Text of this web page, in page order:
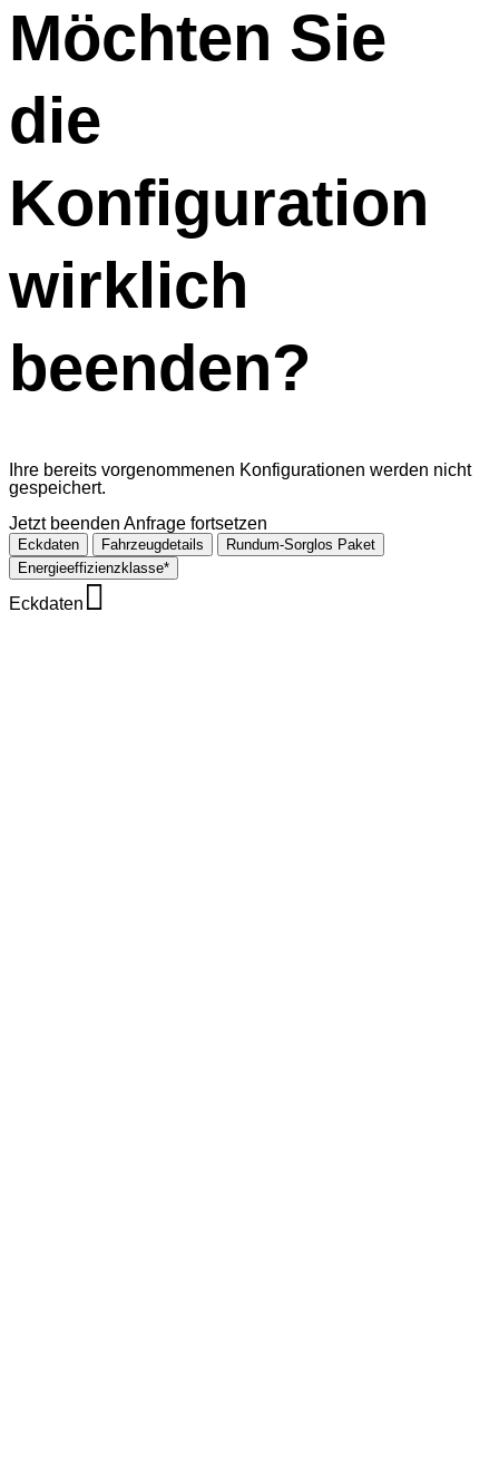
Möchten Sie
die
Konfiguration
wirklich
beenden?
Ihre bereits vorgenommenen Konfigurationen werden nicht
gespeichert.
Jetzt beenden Anfrage fortsetzen
Eckdaten Fahrzeugdetails
Rundum-Sorglos Paket
Energieeffizienzklasse*
Eckdaten